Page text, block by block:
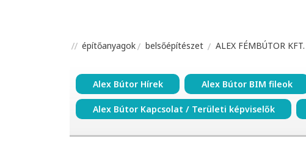
építőanyagok belsőépítészet ALEX FÉMBÚTOR KFT.
Alex Bútor Hírek Alex Bútor BIM fileok
Alex Bútor Kapcsolat / Területi képviselők